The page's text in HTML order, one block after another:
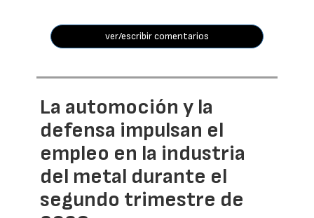
ver/escribir comentarios
La automoción y la
defensa impulsan el
empleo en la industria
del metal durante el
segundo trimestre de